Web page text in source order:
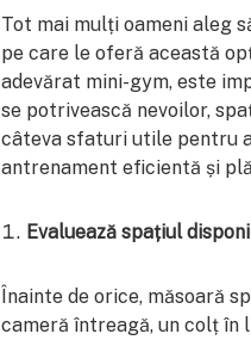
Tot mai mulți oameni aleg
pe care le oferă această
adevărat mini-gym, este
se potrivească nevoilor,
câteva sfaturi utile pentru
antrenament eficientă și
Evaluează spațiul
Înainte de orice, măsoară
cameră întreagă, un colț în